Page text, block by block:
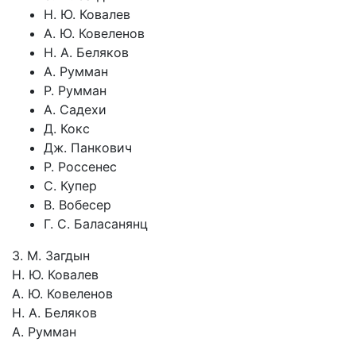
Н. Ю. Ковалев
А. Ю. Ковеленов
Н. А. Беляков
А. Румман
Р. Румман
А. Садехи
Д. Кокс
Дж. Панкович
Р. Россенес
С. Купер
В. Вобесер
Г. С. Баласанянц
З. М. Загдын
Н. Ю. Ковалев
А. Ю. Ковеленов
Н. А. Беляков
А. Румман